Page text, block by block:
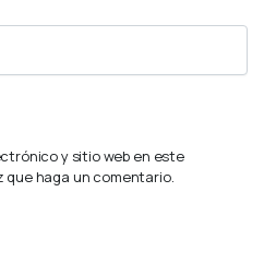
y sitio web en este
que haga un comentario.